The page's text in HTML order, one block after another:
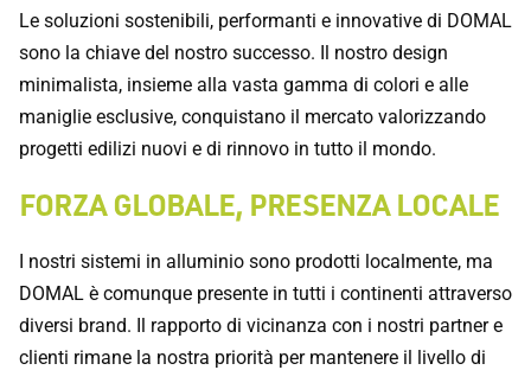
Le soluzioni sostenibili, performanti e innovative di DOMAL
sono la chiave del nostro successo. Il nostro design
minimalista, insieme alla vasta gamma di colori e alle
maniglie esclusive, conquistano il mercato valorizzando
progetti edilizi nuovi e di rinnovo in tutto il mondo.
FORZA GLOBALE, PRESENZA LOCALE
I nostri sistemi in alluminio sono prodotti localmente, ma
DOMAL è comunque presente in tutti i continenti attraverso
diversi brand. Il rapporto di vicinanza con i nostri partner e
clienti rimane la nostra priorità per mantenere il livello di